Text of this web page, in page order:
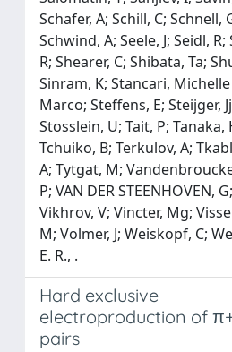
Schafer, A; Schill, C; Schnell,
Schwind, A; Seele, J; Seidl,
R; Shearer, C; Shibata, Ta;
Sinram, K; Stancari,
Marco; Steffens, E; Steijger,
Stosslein, U; Tait, P; Tanaka,
Tchuiko, B; Terkulov, A;
A; Tytgat, M;
P; VAN DER STEENHOVEN,
Vikhrov, V; Vincter, Mg;
M; Volmer, J; Weiskopf, C;
E. R., .
Hard exclusive
electroproduction of
pairs